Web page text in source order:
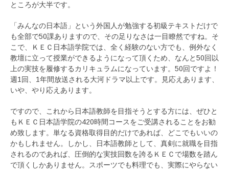
ところが大半です。
「みんなの日本語」という外国人が勉強する初級テキストだけで
も全部で50課ありますので、その足りなさは一目瞭然ですね。そ
こで、ＫＥＣ日本語学院では、全く経験のない方でも、例外なく
教壇に立って授業ができるようになって頂くため、なんと50回以
上の実技を履修するカリキュラムになっています。50回ですよ！
週1回、1年間放送される大河ドラマ以上です。見応えあります、
いや、やり応えあります。
ですので、これから日本語教師を目指そうとする方には、ぜひと
もＫＥＣ日本語学院の420時間コースをご受講されることをお勧
め致します。単なる資格取得目的だけであれば、どこでもいいの
かもしれません。しかし、日本語教師として、真剣に就職を目指
されるのであれば、圧倒的な実技回数を誇るＫＥＣで場数を踏ん
で頂くしかありません。スポーツでも料理でも、実際にやらない